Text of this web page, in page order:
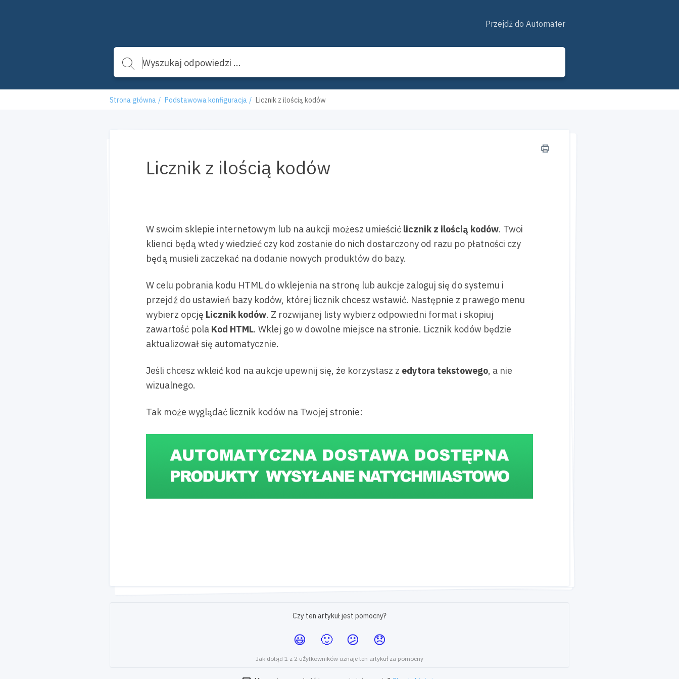
Przejdź do Automater
Strona główna Podstawowa konfiguracja Licznik z ilością kodów
Licznik z ilością kodów
W swoim sklepie internetowym lub na aukcji możesz umieścić licznik z ilością kodów. Twoi
klienci będą wtedy wiedzieć czy kod zostanie do nich dostarczony od razu po płatności czy
będą musieli zaczekać na dodanie nowych produktów do bazy.
W celu pobrania kodu HTML do wklejenia na stronę lub aukcje zaloguj się do systemu i
przejdź do ustawień bazy kodów, której licznik chcesz wstawić. Następnie z prawego menu
wybierz opcję Licznik kodów. Z rozwijanej listy wybierz odpowiedni format i skopiuj
zawartość pola Kod HTML. Wklej go w dowolne miejsce na stronie. Licznik kodów będzie
aktualizował się automatycznie.
Jeśli chcesz wkleić kod na aukcje upewnij się, że korzystasz z edytora tekstowego, a nie
wizualnego.
Tak może wyglądać licznik kodów na Twojej stronie:
Czy ten artykuł jest pomocny?
Jak dotąd 1 z 2 użytkowników uznaje ten artykuł za pomocny